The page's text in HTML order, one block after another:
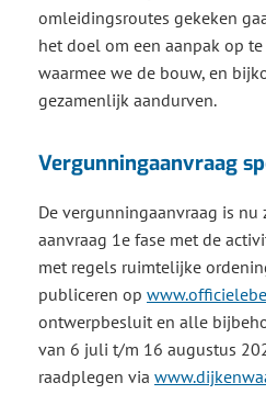
omleidingsroutes gekeken
het doel om een aanpak op
waarmee we de bouw, en
gezamenlijk aandurven.
Vergunningaanvraag
De vergunningaanvraag is
aanvraag 1e fase met de
met regels ruimtelijke
publiceren op
ontwerpbesluit en alle
van 6 juli t/m 16 augustus
raadplegen via